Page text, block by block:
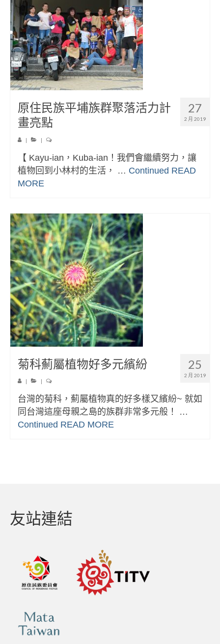
27
2 月 2019
原住民族平埔族群聚落活力計
畫亮點
| |
【 Kayu-ian，Kuba-ian！我們會繼續努力，讓
植物回到小林村的生活， … Continued READ
MORE
25
2 月 2019
菊科薊屬植物好多元繽紛
台灣的菊科，薊屬植物真的好多樣又繽紛~ 就如
同台灣這座母親之島的族群非常多元般！ …
Continued READ MORE
友站連結